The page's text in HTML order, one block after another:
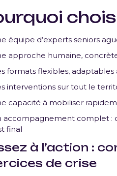
équipe d’experts seniors
approche humaine,
formats flexibles, adaptables
interventions sur tout le
capacité à mobiliser
accompagnement complet :
final
à l’action :
de crise